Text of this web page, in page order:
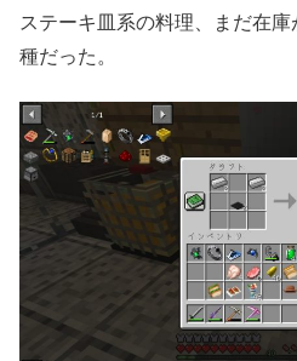
ステーキ皿系の料理、まだ在
種だった。